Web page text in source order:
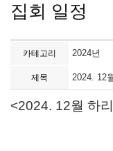
집회 일정
카테고리 2024년
제목 2024. 12
<2024. 12월 하